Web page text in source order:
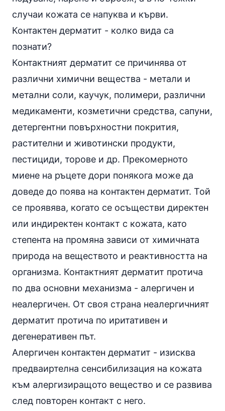
случаи кожата се напуква и кърви.
Контактен дерматит - колко вида са
познати?
Контактният дерматит се причинява от
различни химични вещества - метали и
метални соли, каучук, полимери, различни
медикаменти, козметични средства, сапуни,
детергентни повърхностни покрития,
растителни и животински продукти,
пестициди, торове и др. Прекомерното
миене на ръцете дори понякога може да
доведе до поява на контактен дерматит. Той
се проявява, когато се осъществи директен
или индиректен контакт с кожата, като
степента на промяна зависи от химичната
природа на веществото и реактивността на
организма. Контактният дерматит протича
по два основни механизма - алергичен и
неалергичен. От своя страна неалергичният
дерматит протича по иритативен и
дегенеративен път.
Алергичен контактен дерматит - изисква
предваиртелна сенсибилизация на кожата
към алергизиращото вещество и се развива
след повторен контакт с него.